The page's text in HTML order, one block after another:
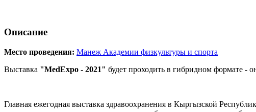
Описание
Место проведения: Манеж Академии физкультуры и спорта
Выставка "MedExpo - 2021" будет проходить в гибридном формате -
Главная ежегодная выставка здравоохранения в Кыргызской